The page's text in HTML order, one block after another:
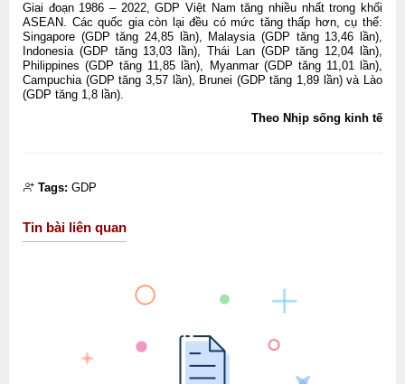
Giai đoạn 1986 – 2022, GDP Việt Nam tăng nhiều nhất trong khối
ASEAN. Các quốc gia còn lại đều có mức tăng thấp hơn, cụ thể:
Singapore (GDP tăng 24,85 lần), Malaysia (GDP tăng 13,46 lần),
Indonesia (GDP tăng 13,03 lần), Thái Lan (GDP tăng 12,04 lần),
Philippines (GDP tăng 11,85 lần), Myanmar (GDP tăng 11,01 lần),
Campuchia (GDP tăng 3,57 lần), Brunei (GDP tăng 1,89 lần) và Lào
(GDP tăng 1,8 lần).
Theo Nhịp sống kinh tế
Tags: GDP
Tin bài liên quan